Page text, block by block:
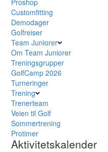
Proshop
Customfitting
Demodager
Golfreiser
Team Juniorer
Om Team Juniorer
Treningsgrupper
GolfCamp 2026
Turneringer
Trening
Trenerteam
Veien til Golf
Sommertrening
Protimer
Aktivitetskalender